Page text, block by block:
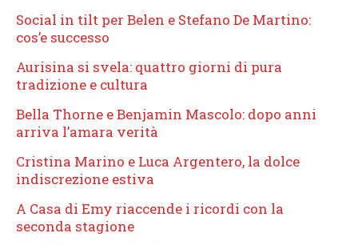
Social in tilt per Belen e Stefano De Martino:
cos’e successo
Aurisina si svela: quattro giorni di pura
tradizione e cultura
Bella Thorne e Benjamin Mascolo: dopo anni
arriva l’amara verità
Cristina Marino e Luca Argentero, la dolce
indiscrezione estiva
A Casa di Emy riaccende i ricordi con la
seconda stagione